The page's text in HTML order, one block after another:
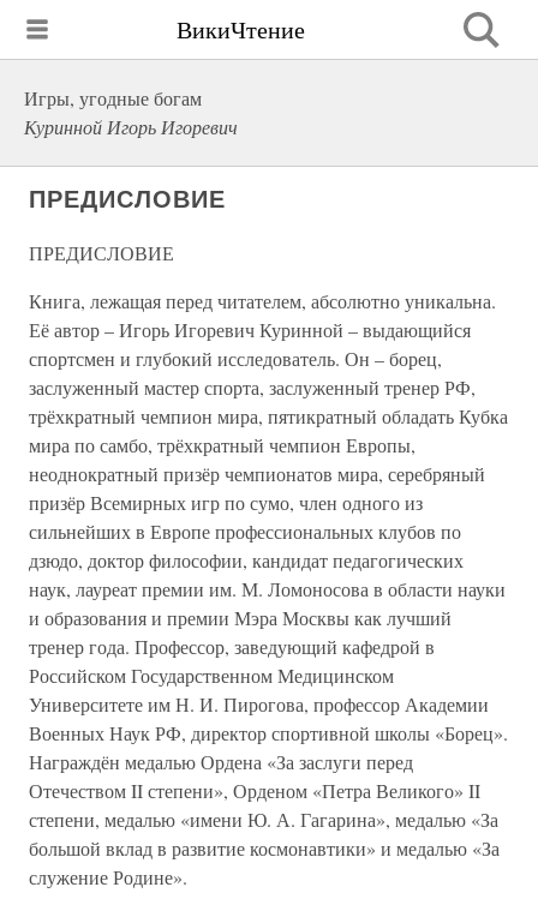
ВикиЧтение
Игры, угодные богам
Куринной Игорь Игоревич
ПРЕДИСЛОВИЕ
ПРЕДИСЛОВИЕ
Книга, лежащая перед читателем, абсолютно уникальна.
Её автор – Игорь Игоревич Куринной – выдающийся
спортсмен и глубокий исследователь. Он – борец,
заслуженный мастер спорта, заслуженный тренер РФ,
трёхкратный чемпион мира, пятикратный обладать Кубка
мира по самбо, трёхкратный чемпион Европы,
неоднократный призёр чемпионатов мира, серебряный
призёр Всемирных игр по сумо, член одного из
сильнейших в Европе профессиональных клубов по
дзюдо, доктор философии, кандидат педагогических
наук, лауреат премии им. М. Ломоносова в области науки
и образования и премии Мэра Москвы как лучший
тренер года. Профессор, заведующий кафедрой в
Российском Государственном Медицинском
Университете им Н. И. Пирогова, профессор Академии
Военных Наук РФ, директор спортивной школы «Борец».
Награждён медалью Ордена «За заслуги перед
Отечеством II степени», Орденом «Петра Великого» II
степени, медалью «имени Ю. А. Гагарина», медалью «За
большой вклад в развитие космонавтики» и медалью «За
служение Родине».